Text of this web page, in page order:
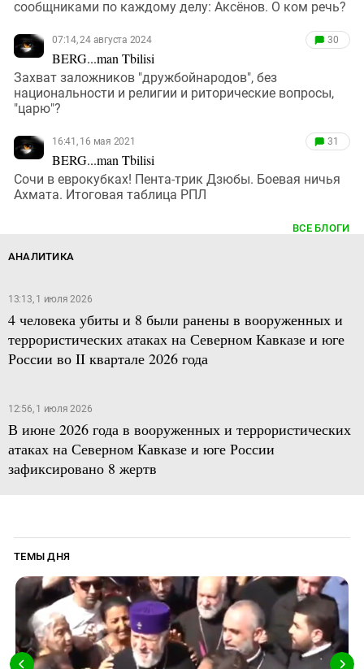
сообщниками по каждому делу: Аксёнов. О ком речь?
07:14, 24 августа 2024
BERG...man Tbilisi
30
Захват заложников "дружбойнародов", без
национальности и религии и риторические вопросы,
"царю"?
16:41, 16 мая 2021
BERG...man Tbilisi
31
Сочи в еврокубках! Пента-трик Дзюбы. Боевая ничья
Ахмата. Итоговая таблица РПЛ
ВСЕ БЛОГИ
АНАЛИТИКА
13:13, 1 июля 2026
4 человека убиты и 8 были ранены в вооруженных и
террористических атаках на Северном Кавказе и юге
России во II квартале 2026 года
12:56, 1 июля 2026
В июне 2026 года в вооруженных и террористических
атаках на Северном Кавказе и юге России
зафиксировано 8 жертв
ТЕМЫ ДНЯ